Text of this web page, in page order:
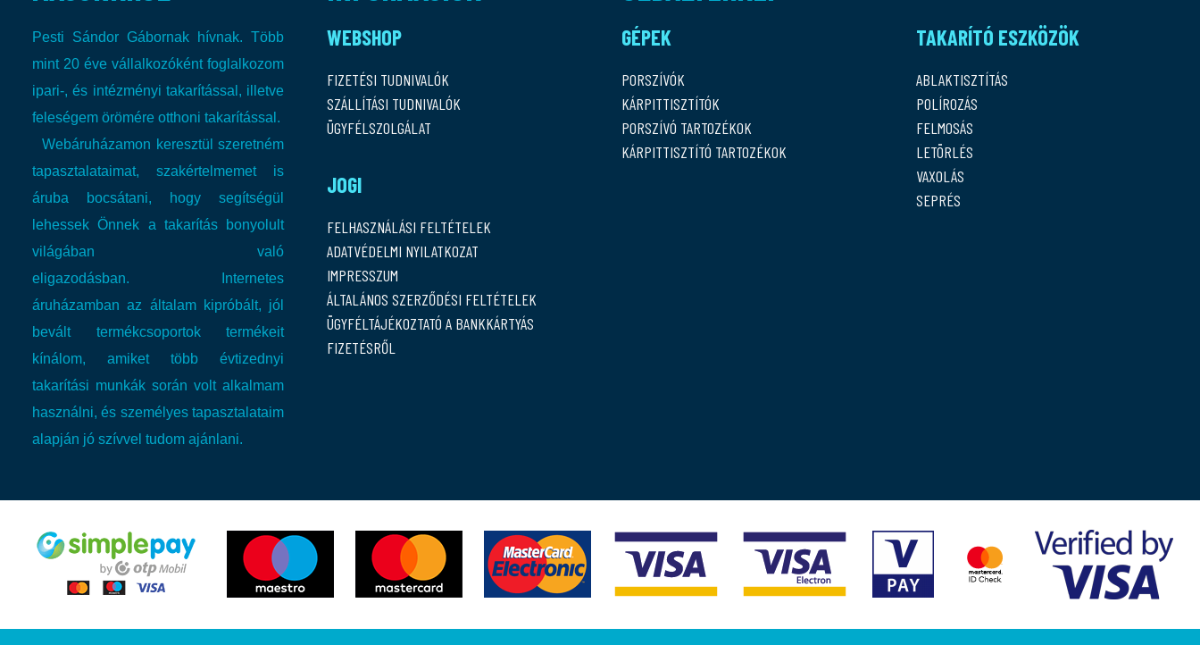
Pesti Sándor Gábornak hívnak. Több
mint 20 éve vállalkozóként foglalkozom
ipari-, és intézményi takarítással, illetve
feleségem örömére otthoni takarítással.
Webáruházamon keresztül szeretném
tapasztalataimat, szakértelmemet is
áruba bocsátani, hogy segítségül
lehessek Önnek a takarítás bonyolult
világában való
eligazodásban.
Internetes
áruházamban az általam kipróbált, jól
bevált termékcsoportok termékeit
kínálom, amiket több évtizednyi
takarítási munkák során volt alkalmam
használni, és személyes tapasztalataim
alapján jó szívvel tudom ajánlani.
WEBSHOP
FIZETÉSI TUDNIVALÓK
SZÁLLÍTÁSI TUDNIVALÓK
ÜGYFÉLSZOLGÁLAT
JOGI
FELHASZNÁLÁSI FELTÉTELEK
ADATVÉDELMI NYILATKOZAT
IMPRESSZUM
ÁLTALÁNOS SZERZŐDÉSI FELTÉTELEK
ÜGYFÉLTÁJÉKOZTATÓ A BANKKÁRTYÁS
FIZETÉSRŐL
GÉPEK
PORSZÍVÓK
KÁRPITTISZTÍTÓK
PORSZÍVÓ TARTOZÉKOK
KÁRPITTISZTÍTÓ TARTOZÉKOK
TAKARÍTÓ ESZKÖZÖK
ABLAKTISZTÍTÁS
POLÍROZÁS
FELMOSÁS
LETÖRLÉS
VAXOLÁS
SEPRÉS